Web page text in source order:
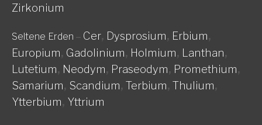
Zirkonium
Seltene Erden – Cer, Dysprosium, Erbium,
Europium, Gadolinium, Holmium, Lanthan,
Lutetium, Neodym, Praseodym, Promethium,
Samarium, Scandium, Terbium, Thulium,
Ytterbium, Yttrium